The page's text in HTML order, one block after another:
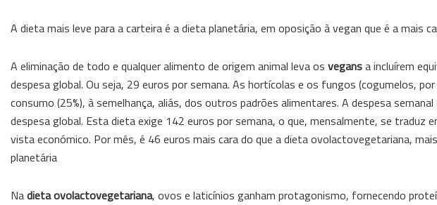
A dieta mais leve para a carteira é a dieta planetária, em oposição à vegan que é a mais
A eliminação de todo e qualquer alimento de origem animal leva os vegansa incluírem
despesa global. Ou seja, 29 euros por semana. As hortícolas e os fungos (cogumelos,
consumo (25%), à semelhança, aliás, dos outros padrões alimentares. A despesa
despesa global. Esta dieta exige 142 euros por semana, o que, mensalmente, se traduz
vista económico. Por mês, é 46 euros mais cara do que a dieta ovolactovegetariana,
planetária
Nadietaovolactovegetariana, ovos e laticínios ganham protagonismo, fornecendo